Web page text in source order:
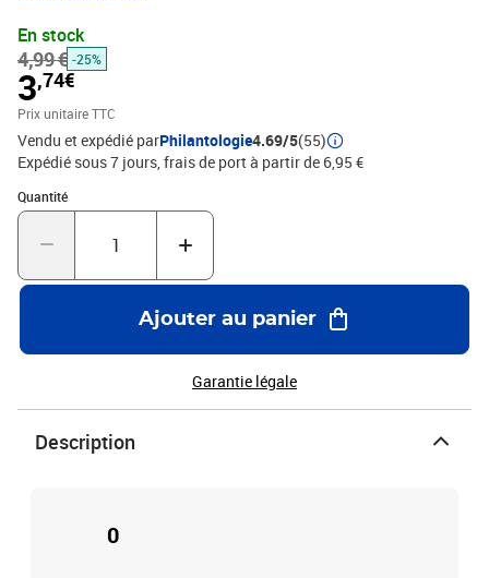
fermées pour protéger vos pièces. Elles sont disponibles pour
toutes les pièces courantes et adaptables aux médailliers
Leuchtturm.
En stock
4,99 € -25%
3,74€
Prix unitaire TTC
Vendu et expédié parPhilantologie4.69/5(55)
Expédié sous 7 jours, frais de port à partir de 6,95 €
Quantité
Quantité : 1
Ajouter au panier
Garantie légale
Description
0